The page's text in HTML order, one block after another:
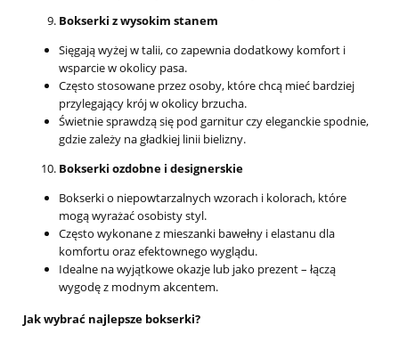
Bokserki z wysokim stanem
Sięgają wyżej w talii, co zapewnia dodatkowy komfort i
wsparcie w okolicy pasa.
Często stosowane przez osoby, które chcą mieć bardziej
przylegający krój w okolicy brzucha.
Świetnie sprawdzą się pod garnitur czy eleganckie spodnie,
gdzie zależy na gładkiej linii bielizny.
Bokserki ozdobne i designerskie
Bokserki o niepowtarzalnych wzorach i kolorach, które
mogą wyrażać osobisty styl.
Często wykonane z mieszanki bawełny i elastanu dla
komfortu oraz efektownego wyglądu.
Idealne na wyjątkowe okazje lub jako prezent – łączą
wygodę z modnym akcentem.
Jak wybrać najlepsze bokserki?